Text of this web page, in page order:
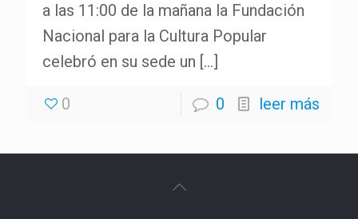
a las 11:00 de la mañana la Fundación
Nacional para la Cultura Popular
celebró en su sede un […]
0 0 leer más